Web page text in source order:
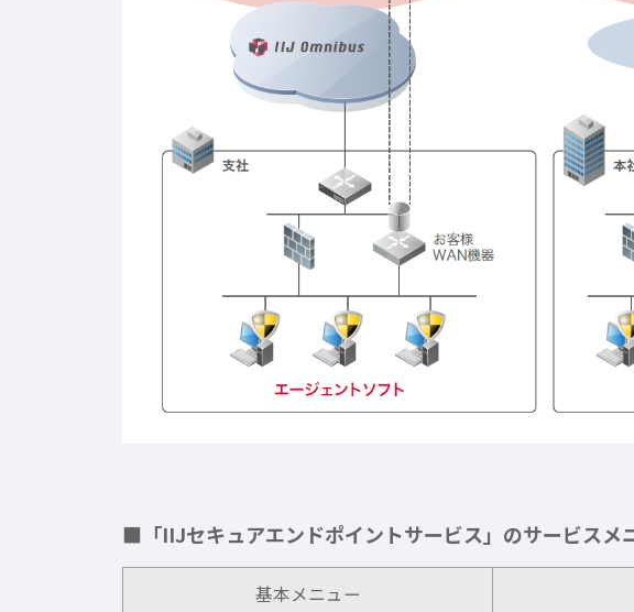
■「IIJセキュアエンドポイントサービス」のサービスメ
基本メニュー